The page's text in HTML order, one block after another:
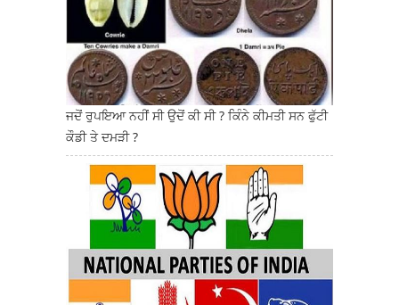
ਜਦੋਂ ਰੁਪਇਆ ਨਹੀਂ ਸੀ ਉਦੋਂ ਕੀ ਸੀ ? ਕਿੰਨੇ ਕੀਮਤੀ ਸਨ ਫੁੱਟੀ
ਕੌਡੀ ਤੇ ਦਮੜੀ ?